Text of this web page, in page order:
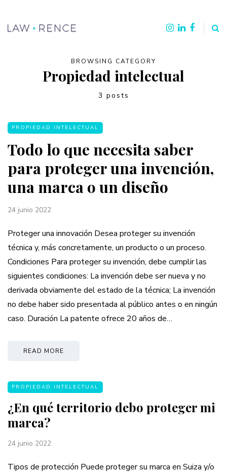
BROWSING CATEGORY
Propiedad intelectual
3 posts
PROPIEDAD INTELECTUAL
Todo lo que necesita saber
para proteger una invención,
una marca o un diseño
24 junio 2022
Proteger una innovación Desea proteger su invención
técnica y, más concretamente, un producto o un proceso.
Condiciones Para proteger su invención, debe cumplir las
siguientes condiciones: La invención debe ser nueva y no
derivada obviamente del estado de la técnica; La invención
no debe haber sido presentada al público antes o en ningún
caso. Duración La patente ofrece 20 años de…
READ MORE
PROPIEDAD INTELECTUAL
¿En qué territorio debo proteger mi
marca?
24 junio 2022
Tipos de protección Puede proteger su marca en Suiza y/o